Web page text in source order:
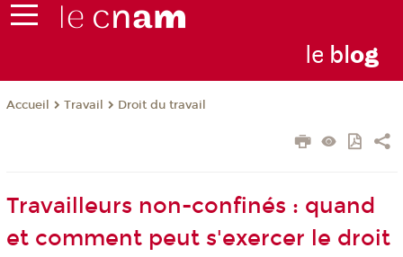
le blog
Accueil Travail Droit du travail
Travailleurs non-confinés : quand
et comment peut s'exercer le droit